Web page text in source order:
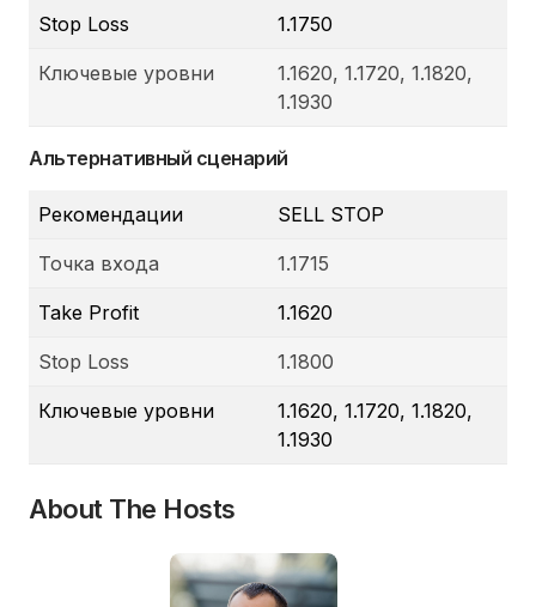
Stop Loss 1.1750
Ключевые уровни
1.1620, 1.1720, 1.1820,
1.1930
Альтернативный сценарий
Рекомендации SELL STOP
Точка входа 1.1715
Take Profit 1.1620
Stop Loss 1.1800
Ключевые уровни
1.1620, 1.1720, 1.1820,
1.1930
About The Hosts